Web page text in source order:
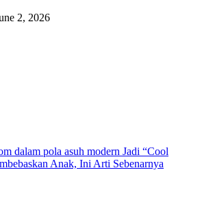
2, 2026
Jadi “Cool
Anak, Ini Arti Sebenarnya